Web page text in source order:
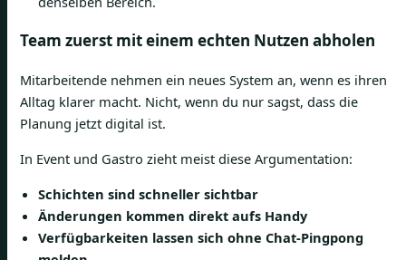
Team zuerst mit einem echten Nutzen abholen
Mitarbeitende nehmen ein neues System an, wenn es ihren
Alltag klarer macht. Nicht, wenn du nur sagst, dass die
Planung jetzt digital ist.
In Event und Gastro zieht meist diese Argumentation:
Schichten sind schneller sichtbar
Änderungen kommen direkt aufs Handy
Verfügbarkeiten lassen sich ohne Chat-Pingpong